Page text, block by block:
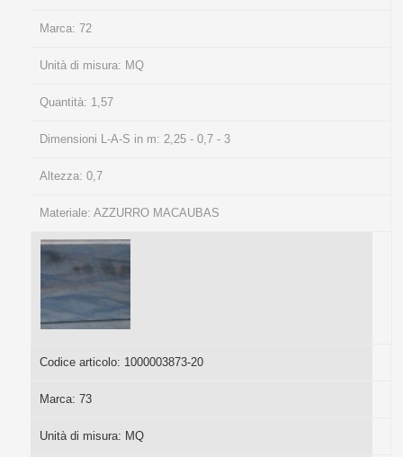
Marca: 72
Unità di misura: MQ
Quantità: 1,57
Dimensioni L-A-S in m: 2,25 - 0,7 - 3
Altezza: 0,7
Materiale: AZZURRO MACAUBAS
Codice articolo: 1000003873-20
Marca: 73
Unità di misura: MQ